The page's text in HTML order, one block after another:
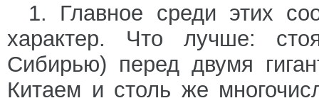
1. Главное среди этих
характер. Что лучше:
Сибирью) перед двумя
Китаем и столь же